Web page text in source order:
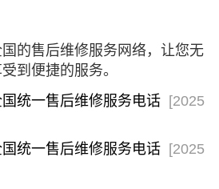
的售后维修服务网络，让您无
到便捷的服务。
统一售后维修服务电话
[2025
统一售后维修服务电话
[2025